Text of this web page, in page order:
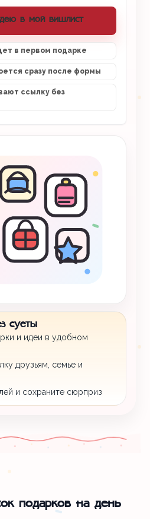
в мой вишлист
в первом подарке
сразу после формы
ссылку без
суеты
и идеи в удобном
друзьям, семье и
и сохраните сюрприз
подарков на день